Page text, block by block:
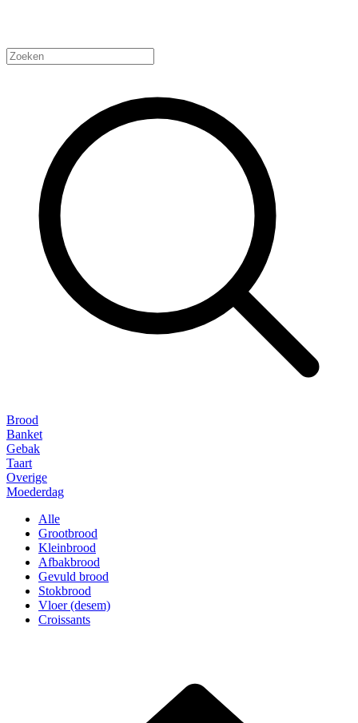
Brood
Banket
Gebak
Taart
Overige
Moederdag
Alle
Grootbrood
Kleinbrood
Afbakbrood
Gevuld brood
Stokbrood
Vloer (desem)
Croissants